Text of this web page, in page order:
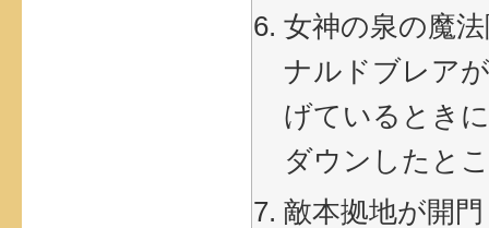
女神の泉の魔
ナルドブレア
げているとき
ダウンしたと
敵本拠地が開